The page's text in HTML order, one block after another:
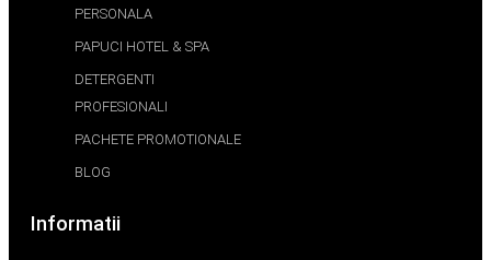
PERSONALA
PAPUCI HOTEL & SPA
DETERGENTI
PROFESIONALI
PACHETE PROMOTIONALE
BLOG
Informatii